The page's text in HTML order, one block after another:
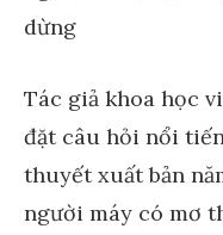
Tác giả khoa học
đặt câu hỏi nổi
thuyết xuất bản
người máy có mơ